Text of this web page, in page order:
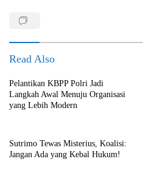
Read Also
Pelantikan KBPP Polri Jadi
Langkah Awal Menuju Organisasi
yang Lebih Modern
Sutrimo Tewas Misterius, Koalisi:
Jangan Ada yang Kebal Hukum!